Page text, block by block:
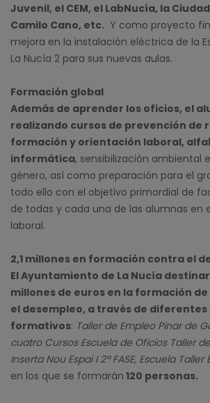
Juvenil, el CEM, el LabNucía, la
Camilo Cano, etc. Y como proyecto
mejora en la instalación eléctrica de la
La Nucía 2 para sus nuevas aulas.
Formación global
Además de aprender los oficios, el
realizando cursos de prevención de
formación y orientación laboral,
informática, sensibilización ambiental
género, así como preparación para el
todo ello con el objetivo primordial de
de todas y cada una de las alumnas en
laboral.
2,1 millones en formación contra el
El Ayuntamiento de La Nucía
millones de euros en la formación
el desempleo, a través de
formativos: Taller de Empleo Pinar de
cuatro Cursos Escuela de Oficios Taller
Inserta Nou Espai I 2ª FASE, Escuela
en los que se formarán 120 personas.